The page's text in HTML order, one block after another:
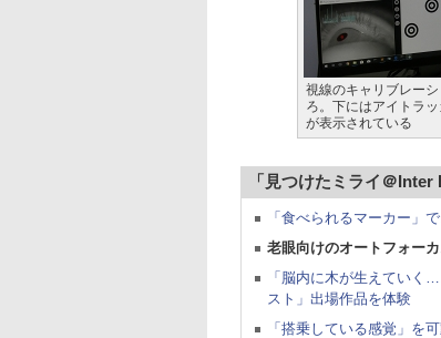
視線のキャリブレー
ろ。下にはアイトラ
が表示されている
「見つけたミライ＠
「食べられるマーカー」
老眼向けのオートフォー
「脳内に木が生えていく
スト」出場作品を体験
「搭乗している感覚」を